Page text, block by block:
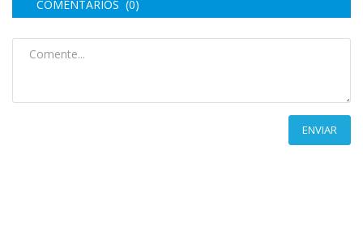
COMENTÁRIOS (0)
ENVIAR